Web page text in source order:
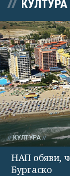
КУЛТУРА
КУЛТУРА
НАП обяви,
Бургаско